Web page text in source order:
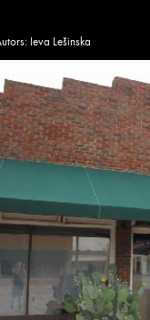
Ieva Lešinska